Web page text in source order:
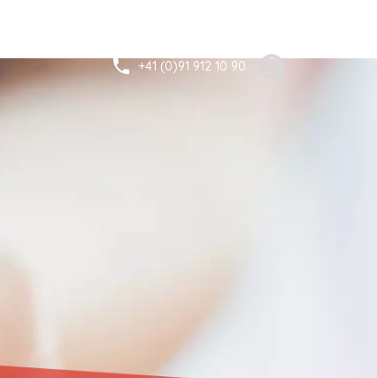
+41 (0)91 912 10 90